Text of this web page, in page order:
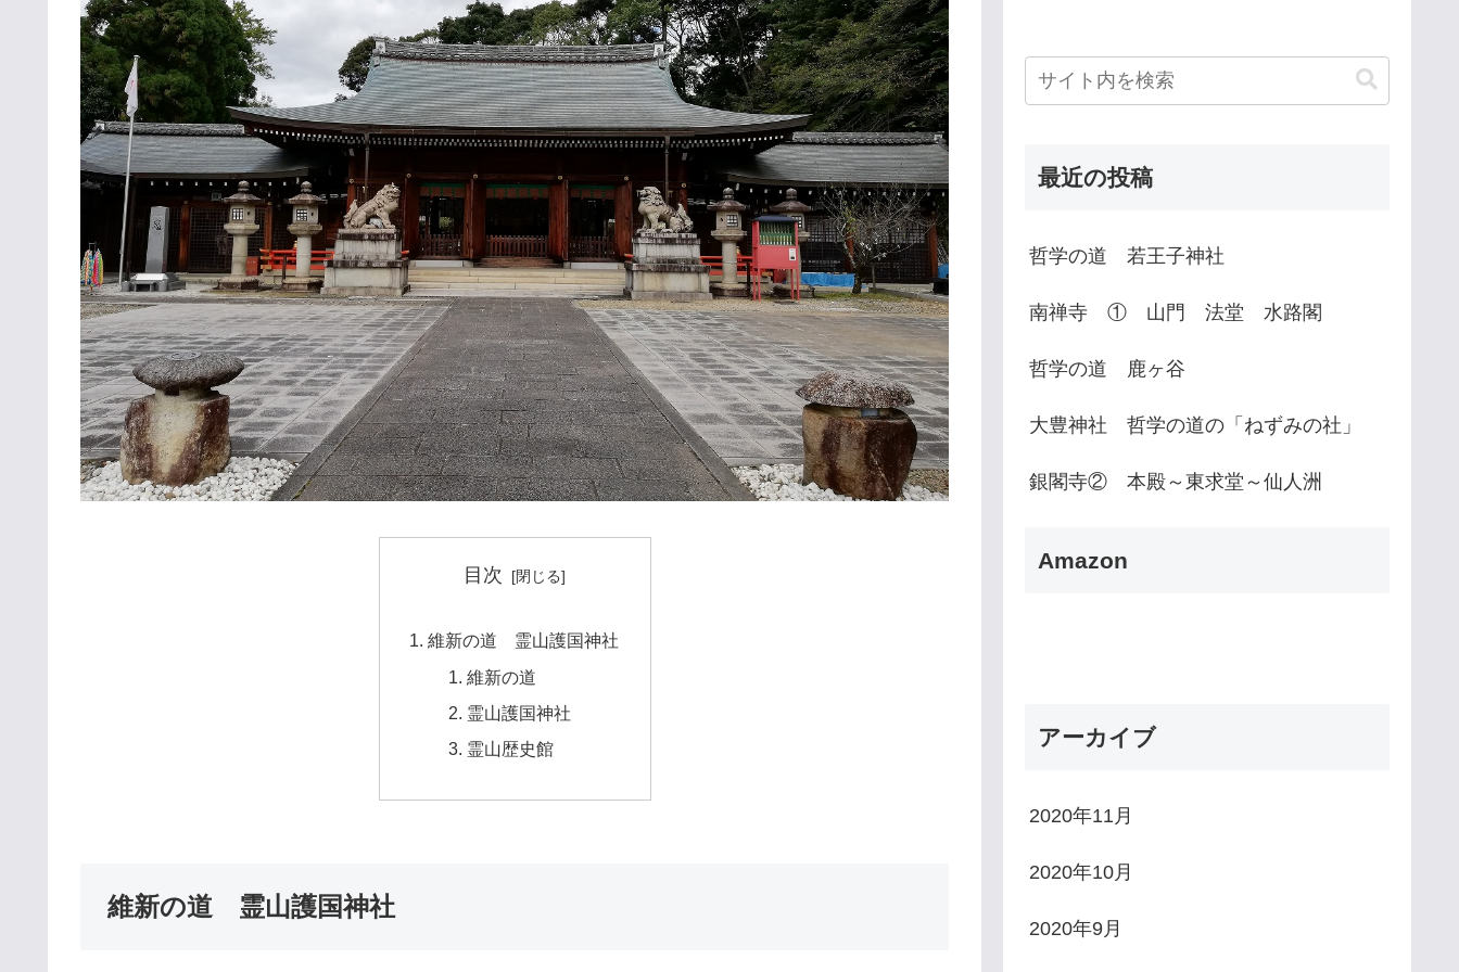
目次
維新の道 霊山護国神社
維新の道
霊山護国神社
霊山歴史館
維新の道 霊山護国神社
最近の投稿
哲学の道 若王子神社
南禅寺 ① 山門 法堂 水路閣
哲学の道 鹿ヶ谷
大豊神社 哲学の道の「ねずみの社」
銀閣寺② 本殿～東求堂～仙人洲
Amazon
アーカイブ
2020年11月
2020年10月
2020年9月